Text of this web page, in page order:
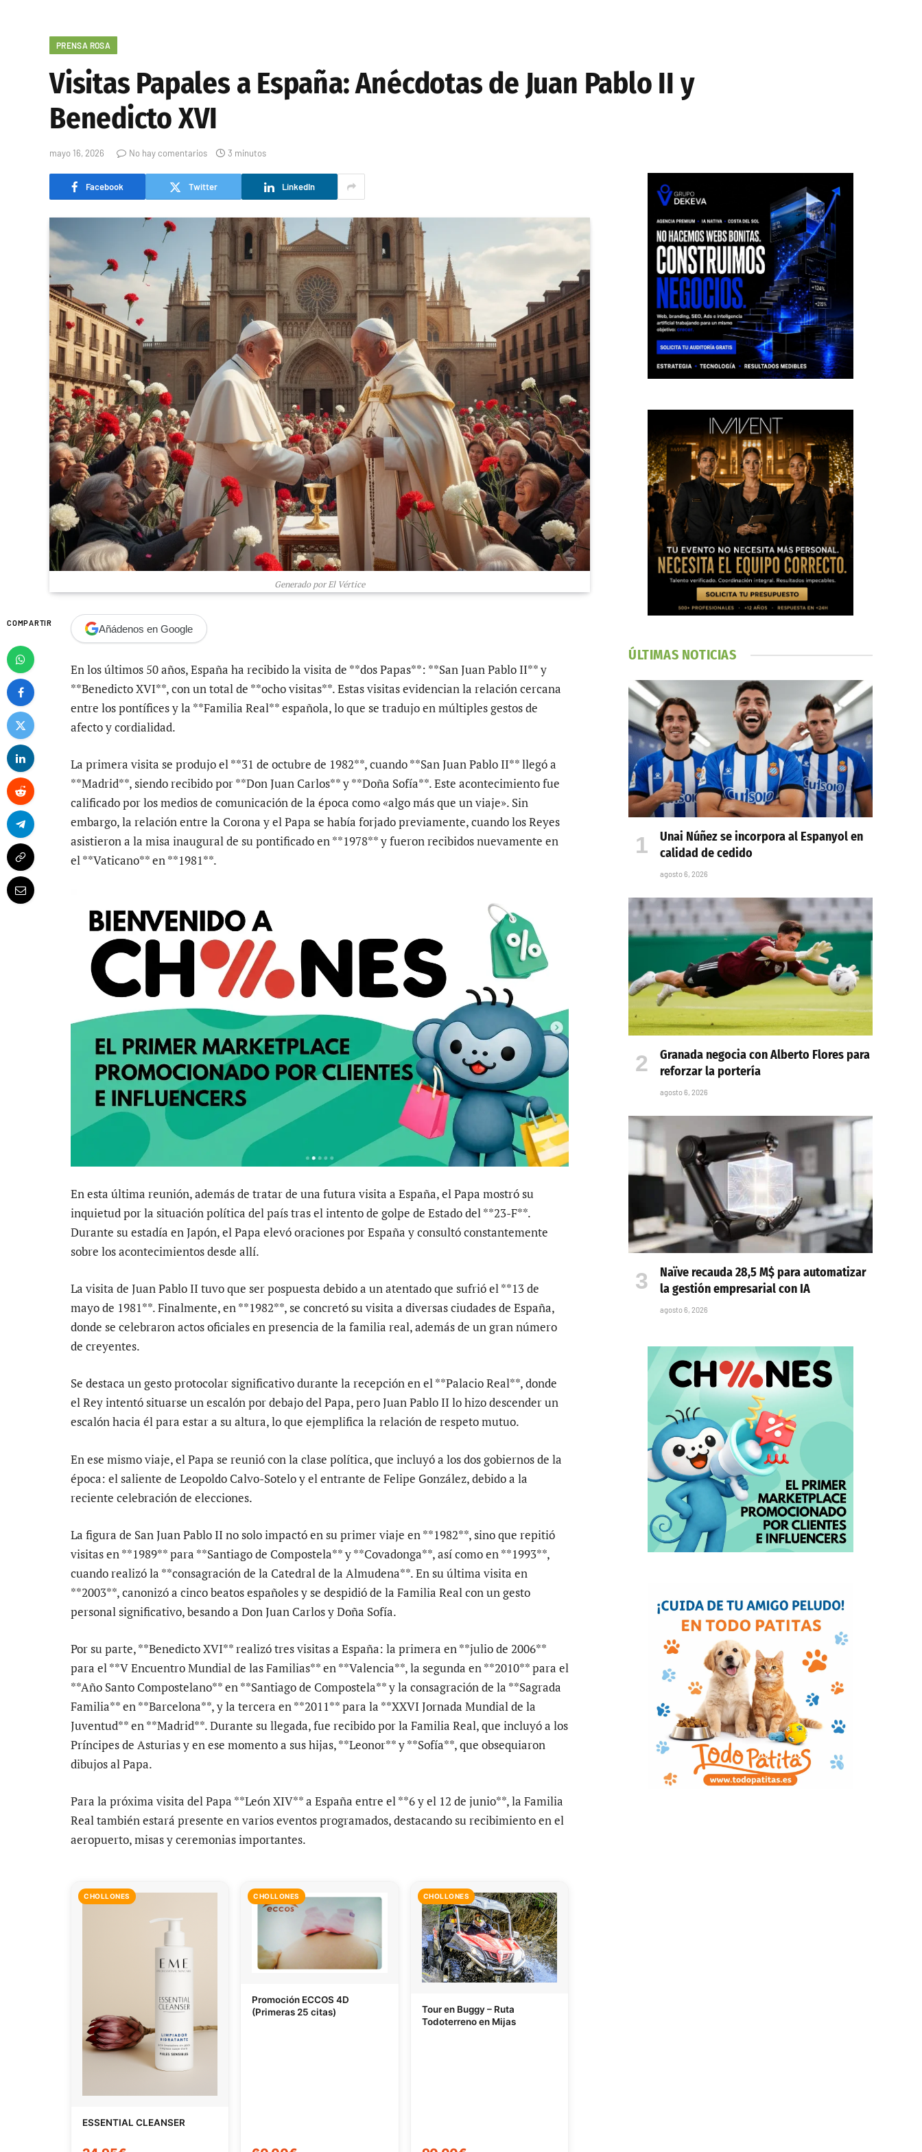
PRENSA ROSA
Visitas Papales a España: Anécdotas de Juan Pablo II y
Benedicto XVI
mayo 16, 2026 No hay comentarios 3 minutos
Facebook Twitter LinkedIn
Generado por El Vértice
COMPARTIR Añádenos en Google
En los últimos 50 años, España ha recibido la visita de **dos Papas**: **San Juan Pablo II** y
**Benedicto XVI**, con un total de **ocho visitas**. Estas visitas evidencian la relación cercana
entre los pontífices y la **Familia Real** española, lo que se tradujo en múltiples gestos de
afecto y cordialidad.
La primera visita se produjo el **31 de octubre de 1982**, cuando **San Juan Pablo II** llegó a
**Madrid**, siendo recibido por **Don Juan Carlos** y **Doña Sofía**. Este acontecimiento fue
calificado por los medios de comunicación de la época como «algo más que un viaje». Sin
embargo, la relación entre la Corona y el Papa se había forjado previamente, cuando los Reyes
asistieron a la misa inaugural de su pontificado en **1978** y fueron recibidos nuevamente en
el **Vaticano** en **1981**.
En esta última reunión, además de tratar de una futura visita a España, el Papa mostró su
inquietud por la situación política del país tras el intento de golpe de Estado del **23-F**.
Durante su estadía en Japón, el Papa elevó oraciones por España y consultó constantemente
sobre los acontecimientos desde allí.
La visita de Juan Pablo II tuvo que ser pospuesta debido a un atentado que sufrió el **13 de
mayo de 1981**. Finalmente, en **1982**, se concretó su visita a diversas ciudades de España,
donde se celebraron actos oficiales en presencia de la familia real, además de un gran número
de creyentes.
Se destaca un gesto protocolar significativo durante la recepción en el **Palacio Real**, donde
el Rey intentó situarse un escalón por debajo del Papa, pero Juan Pablo II lo hizo descender un
escalón hacia él para estar a su altura, lo que ejemplifica la relación de respeto mutuo.
En ese mismo viaje, el Papa se reunió con la clase política, que incluyó a los dos gobiernos de la
época: el saliente de Leopoldo Calvo-Sotelo y el entrante de Felipe González, debido a la
reciente celebración de elecciones.
La figura de San Juan Pablo II no solo impactó en su primer viaje en **1982**, sino que repitió
visitas en **1989** para **Santiago de Compostela** y **Covadonga**, así como en **1993**,
cuando realizó la **consagración de la Catedral de la Almudena**. En su última visita en
**2003**, canonizó a cinco beatos españoles y se despidió de la Familia Real con un gesto
personal significativo, besando a Don Juan Carlos y Doña Sofía.
Por su parte, **Benedicto XVI** realizó tres visitas a España: la primera en **julio de 2006**
para el **V Encuentro Mundial de las Familias** en **Valencia**, la segunda en **2010** para el
**Año Santo Compostelano** en **Santiago de Compostela** y la consagración de la **Sagrada
Familia** en **Barcelona**, y la tercera en **2011** para la **XXVI Jornada Mundial de la
Juventud** en **Madrid**. Durante su llegada, fue recibido por la Familia Real, que incluyó a los
Príncipes de Asturias y en ese momento a sus hijas, **Leonor** y **Sofía**, que obsequiaron
dibujos al Papa.
Para la próxima visita del Papa **León XIV** a España entre el **6 y el 12 de junio**, la Familia
Real también estará presente en varios eventos programados, destacando su recibimiento en el
aeropuerto, misas y ceremonias importantes.
CHOLLONES
ESSENTIAL CLEANSER
CHOLLONES
Promoción ECCOS 4D
(Primeras 25 citas)
CHOLLONES
Tour en Buggy – Ruta
Todoterreno en Mijas
ÚLTIMAS NOTICIAS
Unai Núñez se incorpora al Espanyol en
calidad de cedido
agosto 6, 2026
Granada negocia con Alberto Flores para
reforzar la portería
agosto 6, 2026
Naïve recauda 28,5 M$ para automatizar
la gestión empresarial con IA
agosto 6, 2026